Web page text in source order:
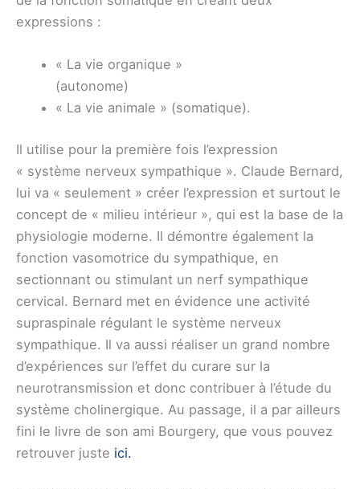
expressions :
« La vie organique »
(autonome)
« La vie animale » (somatique).
Il utilise pour la première fois l’expression
« système nerveux sympathique ». Claude Bernard,
lui va « seulement » créer l’expression et surtout le
concept de « milieu intérieur », qui est la base de la
physiologie moderne. Il démontre également la
fonction vasomotrice du sympathique, en
sectionnant ou stimulant un nerf sympathique
cervical. Bernard met en évidence une activité
supraspinale régulant le système nerveux
sympathique. Il va aussi réaliser un grand nombre
d’expériences sur l’effet du curare sur la
neurotransmission et donc contribuer à l’étude du
système cholinergique. Au passage, il a par ailleurs
fini le livre de son ami Bourgery, que vous pouvez
retrouver juste ici.